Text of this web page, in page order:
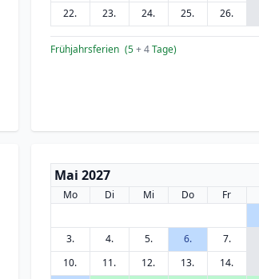
22.
23. 24. 25. 26.
Frühjahrsferien (5+ 4Tage)
Mai 2027
Mo Di Mi Do Fr
3.
4. 5. 6. 7.
10.
11. 12. 13. 14.